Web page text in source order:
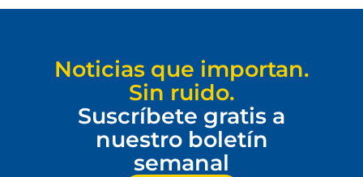
Noticias que importan.
Sin ruido.
Suscríbete gratis a
nuestro boletín
semanal